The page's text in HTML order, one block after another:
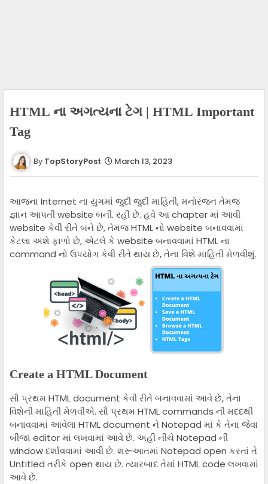
HTML ના અગત્યના ટેગ | HTML Important
Tag
TopStoryPost March 13, 2023
આજના Internet ના યુગમાં જુદી જુદી માહિતી, મનોરંજન તેમજ
જ્ઞાન આપતી website બની. રહી છે. હવે આ chapter માં આવી
website કેવી રીતે બને છે, તેમજ HTML નો website બનાવવામાં
કેટલા અંશે ફાળો છે, એટલે કે website બનાવવામાં HTML ના
command નો ઉપયોગ કેવી રીતે થાય છે, તેના વિશે માહિતી મેળવીશું.
Create a HTML Document
સૌ પ્રથમ HTML document કેવી રીતે બનાવવામાં આવે છે, તેના
વિશેની માહિતી મેળવીએ. સૌ પ્રથમ HTML commands ની મદદથી
બનાવવામાં આવેલા HTML document ને Notepad માં કે તેના જેવા
બીજા editor માં લખવામાં આવે છે. અહીં નીચે Notepad ની
window દર્શાવવામાં આવી છે. શરૂઆતમાં Notepad open કરતાં તે
Untitled તરીકે open થાય છે. ત્યારબાદ તેમાં HTML code લખવામાં
આવે છે.